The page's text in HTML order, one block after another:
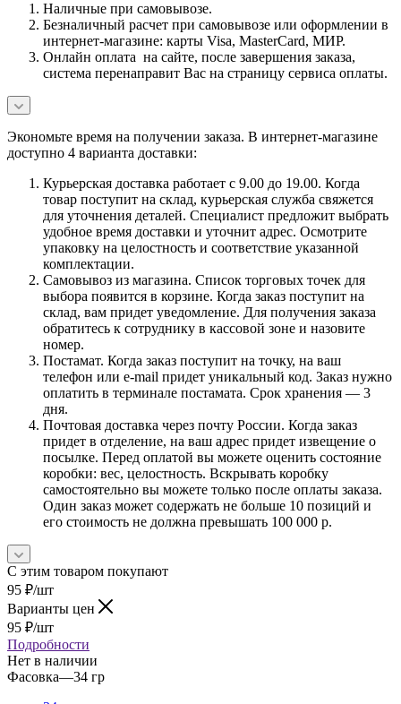
Наличные при самовывозе.
Безналичный расчет при самовывозе или оформлении в
интернет-магазине: карты Visa, MasterCard, МИР.
Онлайн оплата на сайте, после завершения заказа,
система перенаправит Вас на страницу сервиса оплаты.
Экономьте время на получении заказа. В интернет-магазине
доступно 4 варианта доставки:
Курьерская доставка работает с 9.00 до 19.00. Когда
товар поступит на склад, курьерская служба свяжется
для уточнения деталей. Специалист предложит выбрать
удобное время доставки и уточнит адрес. Осмотрите
упаковку на целостность и соответствие указанной
комплектации.
Самовывоз из магазина. Список торговых точек для
выбора появится в корзине. Когда заказ поступит на
склад, вам придет уведомление. Для получения заказа
обратитесь к сотруднику в кассовой зоне и назовите
номер.
Постамат. Когда заказ поступит на точку, на ваш
телефон или e-mail придет уникальный код. Заказ нужно
оплатить в терминале постамата. Срок хранения — 3
дня.
Почтовая доставка через почту России. Когда заказ
придет в отделение, на ваш адрес придет извещение о
посылке. Перед оплатой вы можете оценить состояние
коробки: вес, целостность. Вскрывать коробку
самостоятельно вы можете только после оплаты заказа.
Один заказ может содержать не больше 10 позиций и
его стоимость не должна превышать 100 000 р.
С этим товаром покупают
95 ₽/шт
Варианты цен
95 ₽/шт
Подробности
Нет в наличии
Фасовка—34 гр